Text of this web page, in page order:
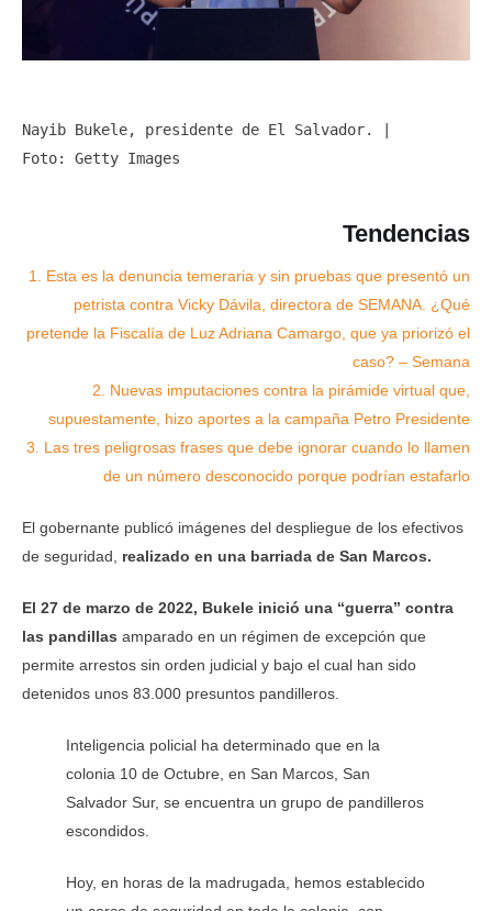
Nayib Bukele, presidente de El Salvador. |
Foto: Getty Images
Tendencias
1.
Esta es la denuncia temeraria y sin pruebas que presentó un
petrista contra Vicky Dávila, directora de SEMANA. ¿Qué
pretende la Fiscalía de Luz Adriana Camargo, que ya priorizó el
caso? – Semana
2.
Nuevas imputaciones contra la pirámide virtual que,
supuestamente, hizo aportes a la campaña Petro Presidente
3.
Las tres peligrosas frases que debe ignorar cuando lo llamen
de un número desconocido porque podrían estafarlo
El gobernante publicó imágenes del despliegue de los efectivos
de seguridad, realizado en una barriada de San Marcos.
El 27 de marzo de 2022, Bukele inició una “guerra” contra
las pandillas amparado en un régimen de excepción que
permite arrestos sin orden judicial y bajo el cual han sido
detenidos unos 83.000 presuntos pandilleros.
Inteligencia policial ha determinado que en la
colonia 10 de Octubre, en San Marcos, San
Salvador Sur, se encuentra un grupo de pandilleros
escondidos.
Hoy, en horas de la madrugada, hemos establecido